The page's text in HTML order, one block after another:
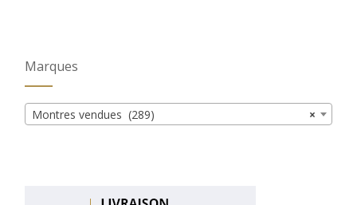
Marques
×
Montres vendues (289)